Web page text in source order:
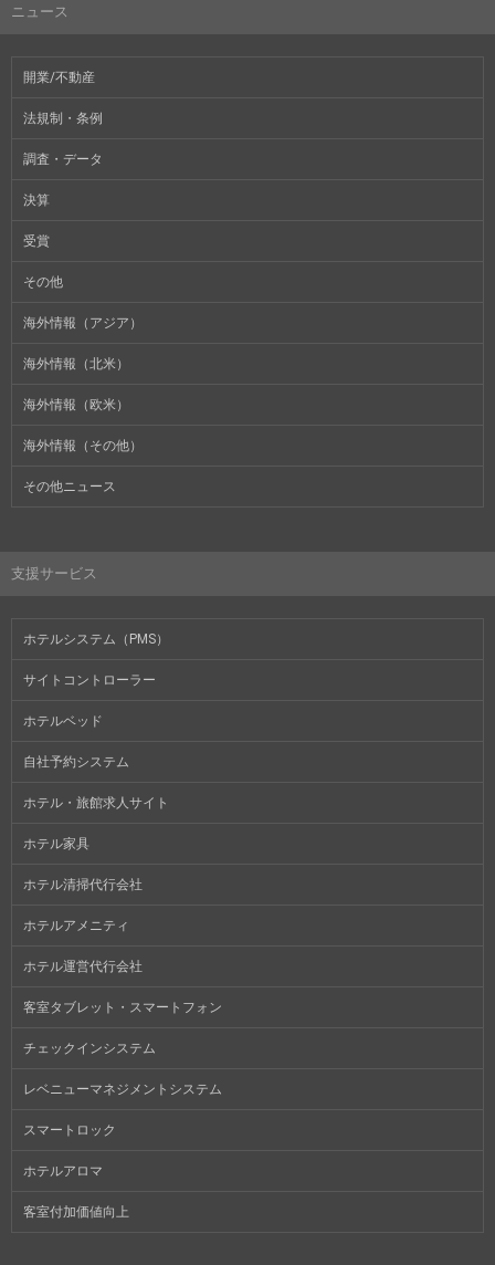
ニュース
開業/不動産
法規制・条例
調査・データ
決算
受賞
その他
海外情報（アジア）
海外情報（北米）
海外情報（欧米）
海外情報（その他）
その他ニュース
支援サービス
ホテルシステム（PMS）
サイトコントローラー
ホテルベッド
自社予約システム
ホテル・旅館求人サイト
ホテル家具
ホテル清掃代行会社
ホテルアメニティ
ホテル運営代行会社
客室タブレット・スマートフォン
チェックインシステム
レベニューマネジメントシステム
スマートロック
ホテルアロマ
客室付加価値向上